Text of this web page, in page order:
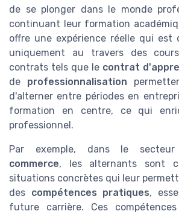
de se plonger dans le monde
continuant leur formation
offre une expérience réelle qui est
uniquement au travers des
contrats tels que le contrat
de professionnalisation
d'alterner entre périodes en
formation en centre, ce qui
professionnel.
Par exemple, dans le
commerce, les alternants sont
situations concrètes qui leur
des compétences pratiques,
future carrière. Ces